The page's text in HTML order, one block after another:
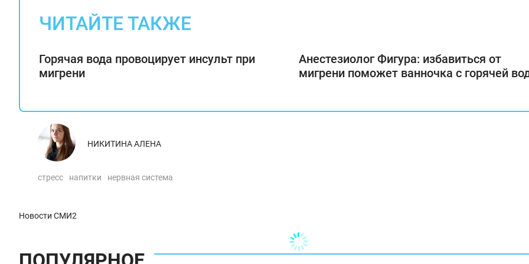
ЧИТАЙТЕ ТАКЖЕ
Горячая вода провоцирует инсульт при
мигрени
Анестезиолог Фигура: избавиться от
мигрени поможет ванночка с горячей
НИКИТИНА АЛЕНА
стресс напитки нервная система
Новости СМИ2